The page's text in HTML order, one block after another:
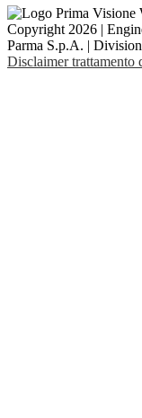
Copyright 2026 |
Parma S.p.A. |
Disclaimer trattamento